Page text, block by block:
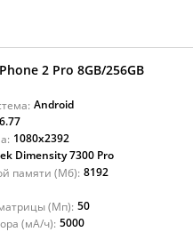
2 Pro 8GB/256GB
Android
6.77
1080x2392
Dimensity 7300 Pro
памяти (Мб): 8192
(Мп): 50
(мА/ч): 5000